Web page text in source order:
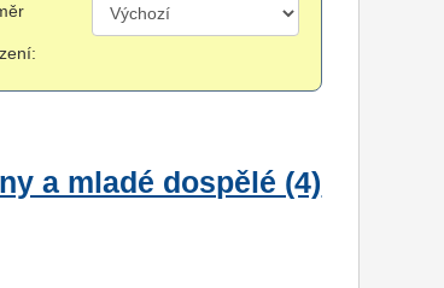
a mladé dospělé (4)